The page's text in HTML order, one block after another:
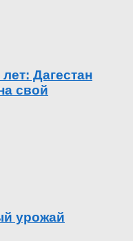
Дагестан
свой
урожай